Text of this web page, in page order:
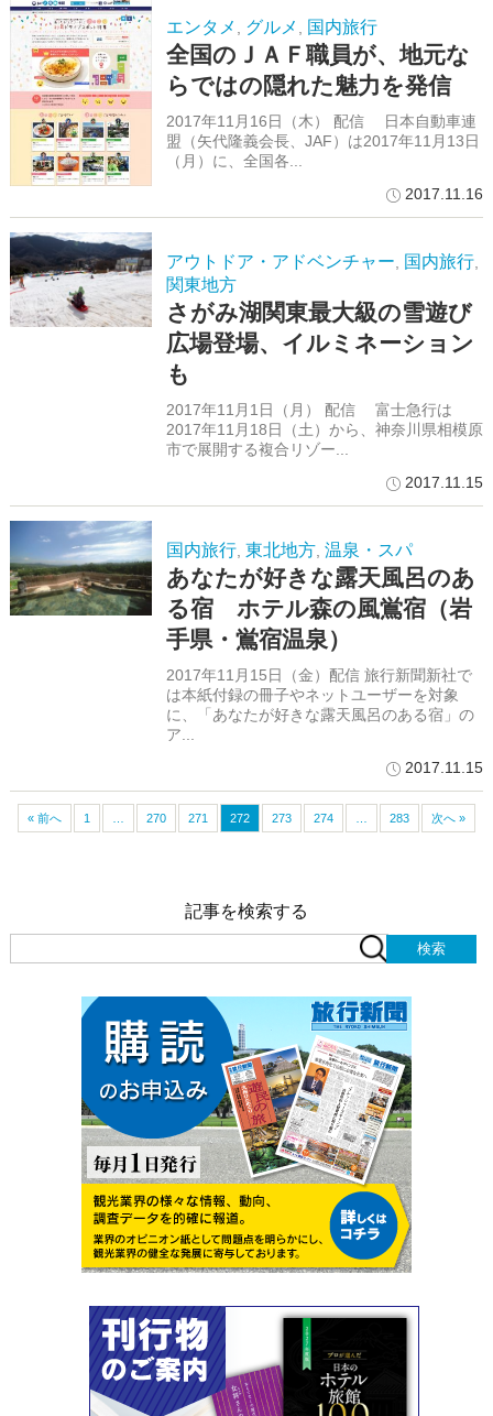
エンタメ , グルメ , 国内旅行
全国のＪＡＦ職員が、地元な
らではの隠れた魅力を発信
2017年11月16日（木） 配信 日本自動車連
盟（矢代隆義会長、JAF）は2017年11月13日
（月）に、全国各...
2017.11.16
アウトドア・アドベンチャー 国内旅行,
関東地方
さがみ湖関東最大級の雪遊び
広場登場、イルミネーション
も
2017年11月1日（月） 配信 富士急行は
2017年11月18日（土）から、神奈川県相模原
市で展開する複合リゾー...
2017.11.15
国内旅行, 東北地方, 温泉・スパ
あなたが好きな露天風呂のあ
る宿 ホテル森の風鴬宿（岩
手県・鴬宿温泉）
2017年11月15日（金）配信 旅行新聞新社で
は本紙付録の冊子やネットユーザーを対象
に、「あなたが好きな露天風呂のある宿」の
ア...
2017.11.15
« 前へ 1 270 271 272 273 274 283 次へ »
記事を検索する